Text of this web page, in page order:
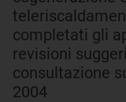
completati gli
revisioni
consultazione
2004